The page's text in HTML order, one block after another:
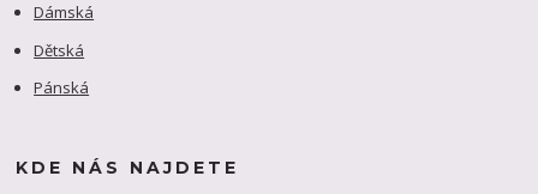
Dámská
Dětská
Pánská
KDE NÁS NAJDETE